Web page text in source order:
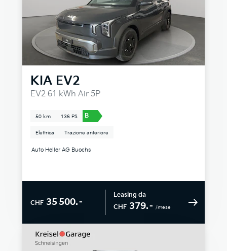
KIA EV2
EV2 61 kWh Air 5P
50 km 136 PS B
Elettrica Trazione anteriore
Auto Heller AG Buochs
CHF 35 500.–
Leasing da
CHF 379.– /mese